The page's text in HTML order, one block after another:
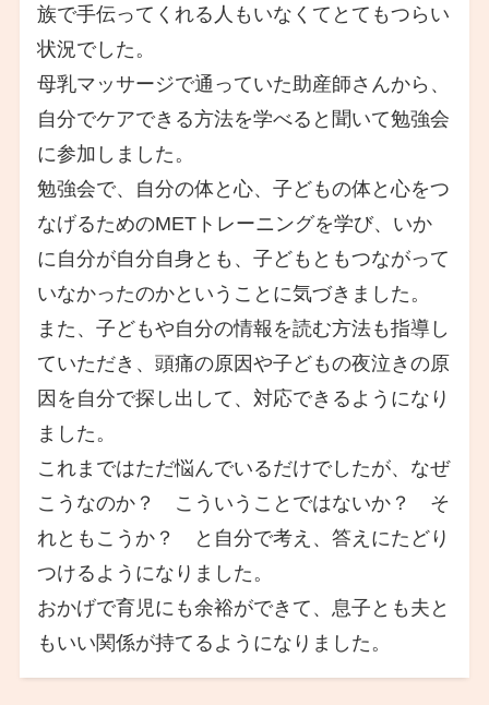
族で手伝ってくれる人もいなくてとてもつらい
状況でした。
母乳マッサージで通っていた助産師さんから、
自分でケアできる方法を学べると聞いて勉強会
に参加しました。
勉強会で、自分の体と心、子どもの体と心をつ
なげるためのMETトレーニングを学び、いか
に自分が自分自身とも、子どもともつながって
いなかったのかということに気づきました。
また、子どもや自分の情報を読む方法も指導し
ていただき、頭痛の原因や子どもの夜泣きの原
因を自分で探し出して、対応できるようになり
ました。
これまではただ悩んでいるだけでしたが、なぜ
こうなのか？ こういうことではないか？ そ
れともこうか？ と自分で考え、答えにたどり
つけるようになりました。
おかげで育児にも余裕ができて、息子とも夫と
もいい関係が持てるようになりました。